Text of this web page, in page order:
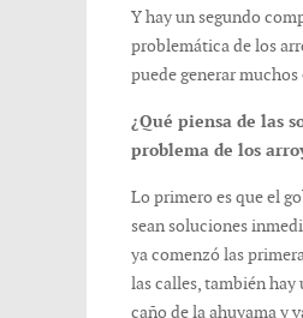
Y hay un segundo
problemática de los
puede generar
¿Qué piensa de las
problema de los
Lo primero es que el
sean soluciones
ya comenzó las
las calles, también
caño de la ahuyama y